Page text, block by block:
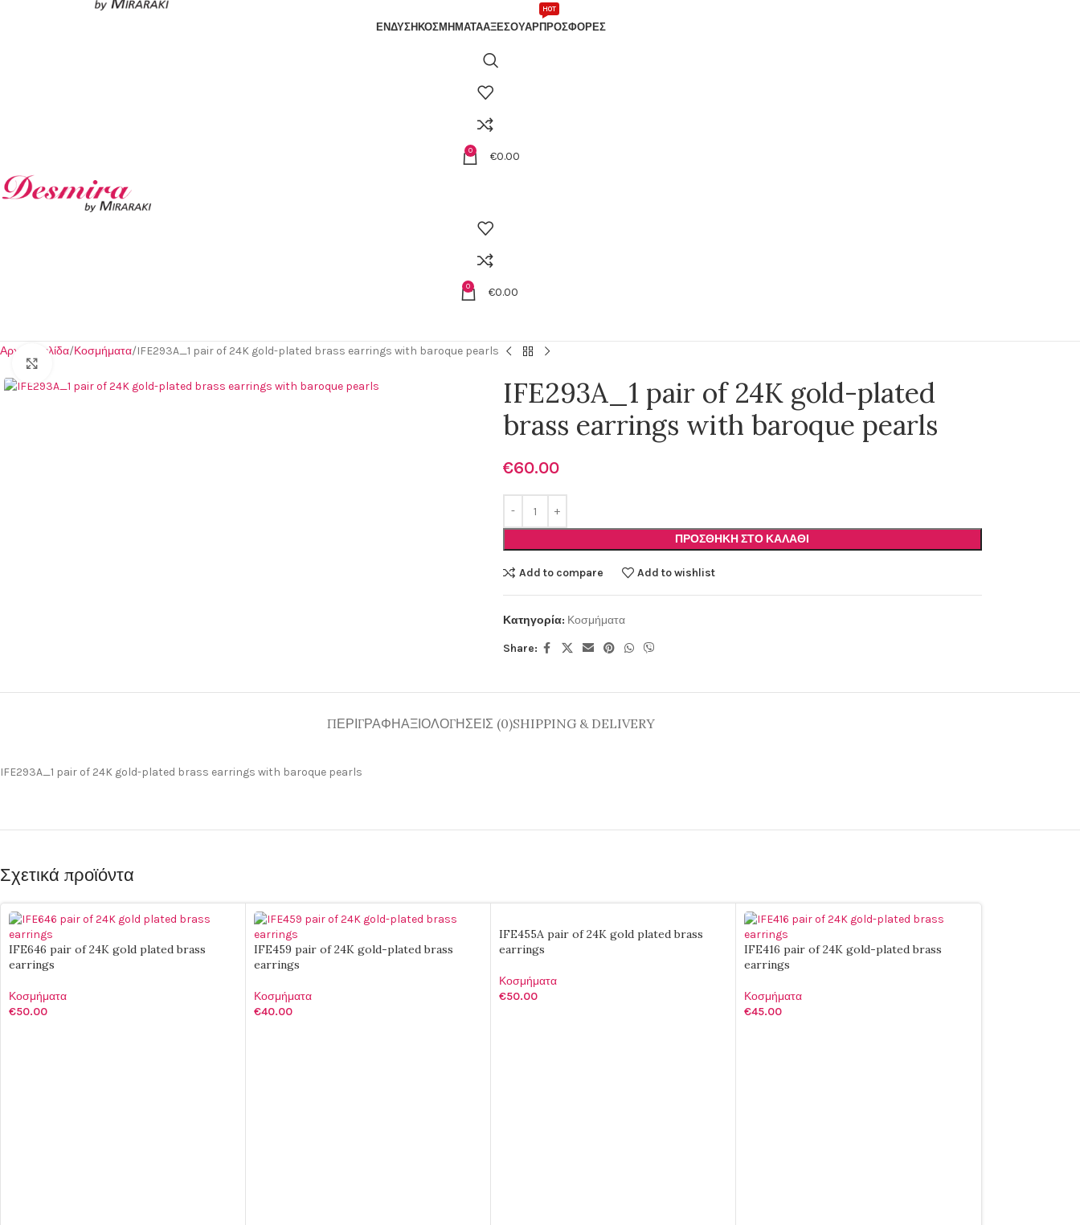
ΕΝΔΥΣΗ ΚΟΣΜΗΜΑΤΑΑΞΕΣΟΥΑΡΠΡΟΣΦΟΡΕΣ
HOT
0 €0.00
0 €0.00
Αρχική σελίδα Κοσμήματα IFE293A_1 pair of 24K gold-plated brass earrings with baroque pearls
IFE293A_1 pair of 24K gold-plated
brass earrings with baroque pearls
€60.00
ΠΡΟΣΘΉΚΗ ΣΤΟ ΚΑΛΆΘΙ
Add to compare Add to wishlist
Κατηγορία: Κοσμήματα
Share:
ΠΕΡΙΓΡΑΦΉΑΞΙΟΛΟΓΉΣΕΙΣ (0)SHIPPING & DELIVERY
IFE293A_1 pair of 24K gold-plated brass earrings with baroque pearls
Σχετικά προϊόντα
IFE646 pair of 24K gold plated brass
earrings
Κοσμήματα
€50.00
IFE459 pair of 24K gold-plated brass
earrings
Κοσμήματα
€40.00
IFE455A pair of 24K gold plated brass
earrings
Κοσμήματα
€50.00
IFE416 pair of 24K gold-plated brass
earrings
Κοσμήματα
€45.00